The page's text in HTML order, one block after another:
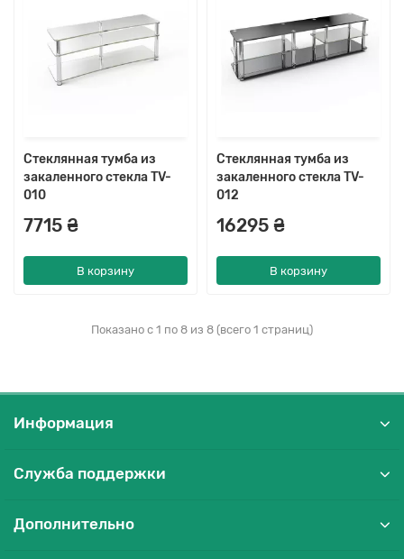
Стеклянная тумба из
закаленного стекла TV-
010
7715 ₴
В корзину
Стеклянная тумба из
закаленного стекла TV-
012
16295 ₴
В корзину
Показано с 1 по 8 из 8 (всего 1 страниц)
Информация
Служба поддержки
Дополнительно